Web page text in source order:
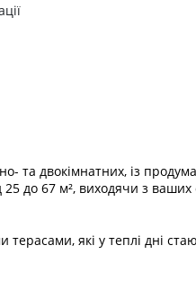
та двокімнатних, із
до 67 м², виходячи з ваших
терасами, які у теплі дні